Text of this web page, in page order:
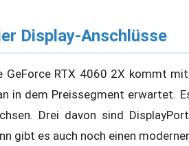
Display-Anschlüsse
GeForce RTX 4060 2X kommt
in dem Preissegment erwartet.
Drei davon sind
gibt es auch noch einen